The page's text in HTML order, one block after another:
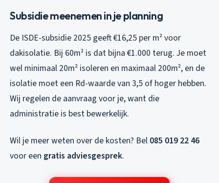
Subsidie meenemen in je planning
De ISDE-subsidie 2025 geeft €16,25 per m² voor
dakisolatie. Bij 60m² is dat bijna €1.000 terug. Je moet
wel minimaal 20m² isoleren en maximaal 200m², en de
isolatie moet een Rd-waarde van 3,5 of hoger hebben.
Wij regelen de aanvraag voor je, want die
administratie is best bewerkelijk.
Wil je meer weten over de kosten? Bel 085 019 22 46
voor een gratis adviesgesprek.